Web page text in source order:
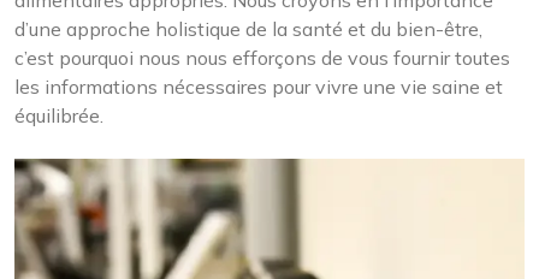
d’une approche holistique de la santé et du bien-être,
c’est pourquoi nous nous efforçons de vous fournir toutes
les informations nécessaires pour vivre une vie saine et
équilibrée.